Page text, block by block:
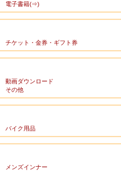
電子書籍(⇒)
チケット・金券・ギフト券
動画ダウンロード
その他
バイク用品
メンズインナー